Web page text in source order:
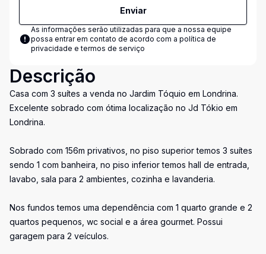
Enviar
As informações serão utilizadas para que a nossa equipe
possa entrar em contato de acordo com a política de
privacidade e termos de serviço
Descrição
Casa com 3 suítes a venda no Jardim Tóquio em Londrina.
Excelente sobrado com ótima localização no Jd Tókio em
Londrina.
Sobrado com 156m privativos, no piso superior temos 3 suítes
sendo 1 com banheira, no piso inferior temos hall de entrada,
lavabo, sala para 2 ambientes, cozinha e lavanderia.
Nos fundos temos uma dependência com 1 quarto grande e 2
quartos pequenos, wc social e a área gourmet. Possui
garagem para 2 veículos.